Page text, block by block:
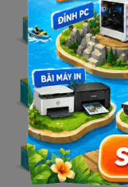
Switch TP
Liên hệ
Switch TP
Liên hệ
Switch TP
Liên hệ